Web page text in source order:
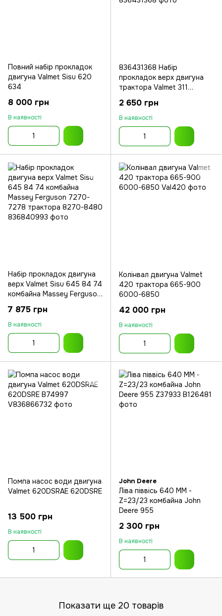
Повний набір прокладок
двигуна Valmet Sisu 620
634
8 000 грн
В наявності
836431368 Набір
прокладок верх двигуна
трактора Valmet 311
2 650 грн
В наявності
Набір прокладок двигуна
верх Valmet Sisu 645 84 74
комбайна Massey Ferguson
8270-8480
7 875 грн
В наявності
Колінвал двигуна Valmet
420 трактора 665-900
6000-6850
42 000 грн
В наявності
Помпа насос води двигуна
Valmet 620DSRAE 620DSRE
13 500 грн
В наявності
John Deere
Ліва піввісь 640 MM -
Z=23/23 комбайна John
Deere 955
2 300 грн
В наявності
Показати ще 20 товарів